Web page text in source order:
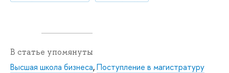
В статье упомянуты
Высшая школа бизнеса,Поступление в магистратуру